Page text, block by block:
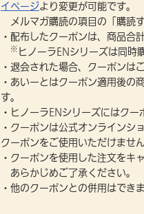
イページより変更が可能です。
メルマガ購読の項目の「購読
・配布したクーポンは、商品
※ ヒノーラENシリーズは同時
・退会された場合、クーポンは
・あいーとはクーポン適用後
す。
・ヒノーラENシリーズにはクー
・クーポンは公式オンラインシ
クーポンをご使用いただけません
・クーポンを使用した注文をキ
あらかじめご了承ください。
・他のクーポンとの併用はできま